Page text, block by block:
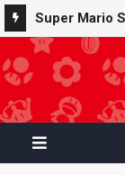
Super Mario
Nintendo
Nintendo